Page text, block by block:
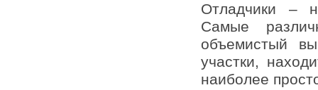
Отладчики –
Самые
объемистый
участки,
наиболее